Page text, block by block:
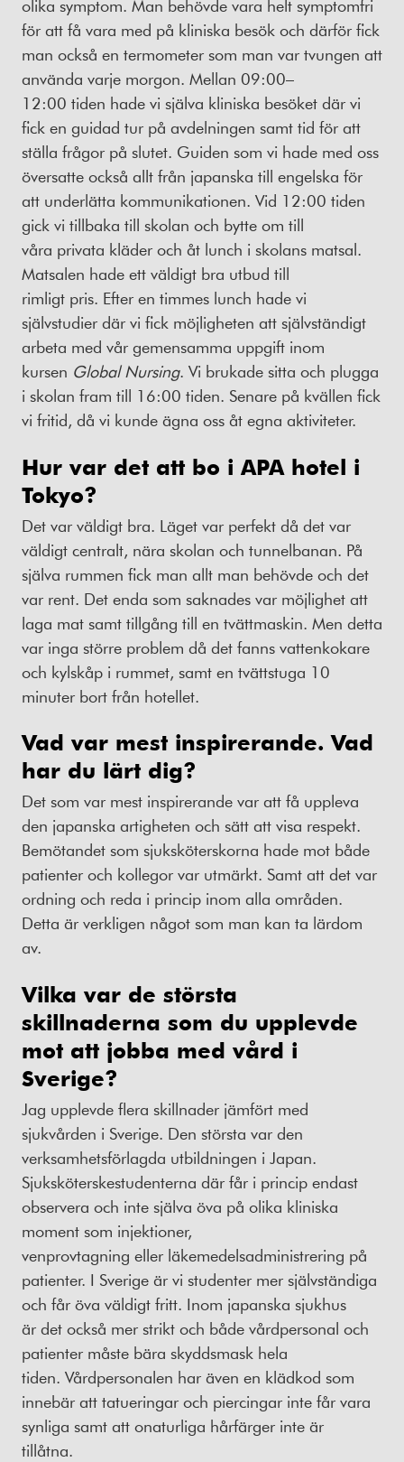
olika symptom. Man behövde vara helt symptomfri
för att få vara med på kliniska besök och därför fick
man också en termometer som man var tvungen att
använda varje morgon. Mellan 09:00–
12:00 tiden hade vi själva kliniska besöket där vi
fick en guidad tur på avdelningen samt tid för att
ställa frågor på slutet. Guiden som vi hade med oss
översatte också allt från japanska till engelska för
att underlätta kommunikationen. Vid 12:00 tiden
gick vi tillbaka till skolan och bytte om till
våra privata kläder och åt lunch i skolans matsal.
Matsalen hade ett väldigt bra utbud till
rimligt pris. Efter en timmes lunch hade vi
självstudier där vi fick möjligheten att självständigt
arbeta med vår gemensamma uppgift inom
kursen Global Nursing. Vi brukade sitta och plugga
i skolan fram till 16:00 tiden. Senare på kvällen fick
vi fritid, då vi kunde ägna oss åt egna aktiviteter.
Hur var det att bo i APA hotel i
Tokyo?
Det var väldigt bra. Läget var perfekt då det var
väldigt centralt, nära skolan och tunnelbanan. På
själva rummen fick man allt man behövde och det
var rent. Det enda som saknades var möjlighet att
laga mat samt tillgång till en tvättmaskin. Men detta
var inga större problem då det fanns vattenkokare
och kylskåp i rummet, samt en tvättstuga 10
minuter bort från hotellet.
Vad var mest inspirerande. Vad
har du lärt dig?
Det som var mest inspirerande var att få uppleva
den japanska artigheten och sätt att visa respekt.
Bemötandet som sjuksköterskorna hade mot både
patienter och kollegor var utmärkt. Samt att det var
ordning och reda i princip inom alla områden.
Detta är verkligen något som man kan ta lärdom
av.
Vilka var de största
skillnaderna som du upplevde
mot att jobba med vård i
Sverige?
Jag upplevde flera skillnader jämfört med
sjukvården i Sverige. Den största var den
verksamhetsförlagda utbildningen i Japan.
Sjuksköterskestudenterna där får i princip endast
observera och inte själva öva på olika kliniska
moment som injektioner,
venprovtagning eller läkemedelsadministrering på
patienter. I Sverige är vi studenter mer självständiga
och får öva väldigt fritt. Inom japanska sjukhus
är det också mer strikt och både vårdpersonal och
patienter måste bära skyddsmask hela
tiden. Vårdpersonalen har även en klädkod som
innebär att tatueringar och piercingar inte får vara
synliga samt att onaturliga hårfärger inte är
tillåtna.